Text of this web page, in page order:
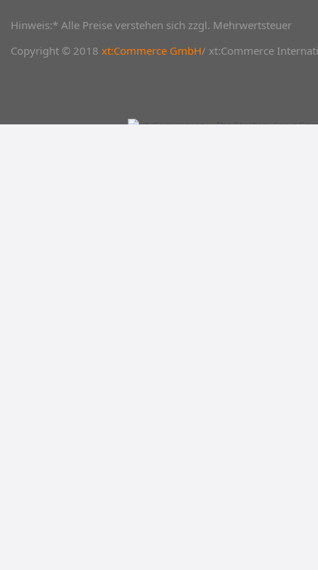
Hinweis:* Alle Preise verstehen sich zzgl. Mehrwertsteuer
Copyright © 2018 xt:Commerce GmbH/ xt:Commerce